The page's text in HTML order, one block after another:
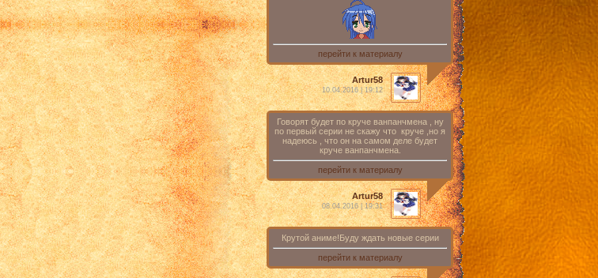
перейти к материалу
Artur58
10.04.2016 | 19:12
Говорят будет по круче ванпанчмена , ну
по первый серии не скажу что круче ,но я
надеюсь , что он на самом деле будет
круче ванпанчмена.
перейти к материалу
Artur58
08.04.2016 | 19:31
Крутой аниме!Буду ждать новые серии
перейти к материалу